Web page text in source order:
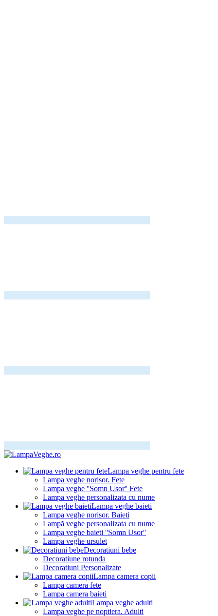
Lampa veghe pentru fete
Lampa veghe norisor. Fete
Lampa veghe ''Somn Usor'' Fete
Lampa veghe personalizata cu nume
Lampa veghe baieti
Lampa veghe norisor. Baieti
Lampă veghe personalizata cu nume
Lampa veghe baieti ''Somn Usor''
Lampa veghe ursulet
Decoratiuni bebe
Decoratiune rotunda
Decoratiuni Personalizate
Lampa camera copii
Lampa camera fete
Lampa camera baieti
Lampa veghe adulti
Lampa veghe pe noptiera. Adulti